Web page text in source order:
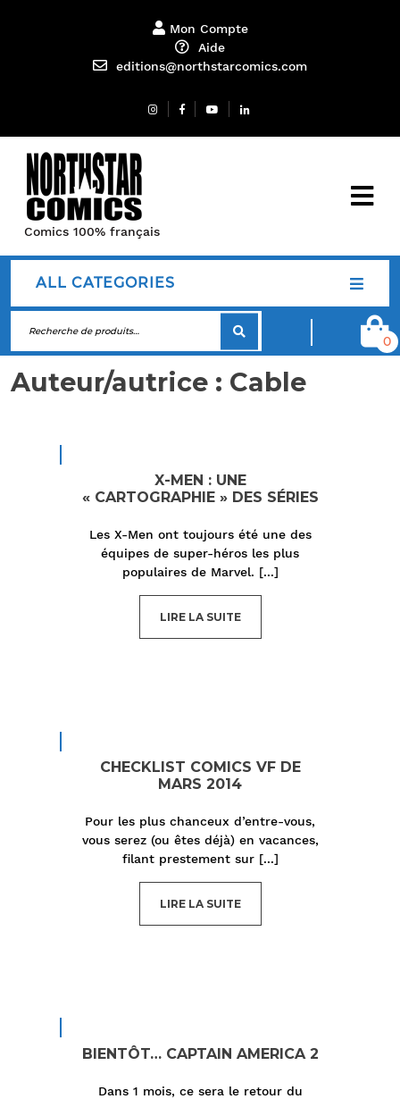
Mon Compte
Aide
editions@northstarcomics.com
Comics 100% français
ALL CATEGORIES
0
Auteur/autrice : Cable
X-MEN : UNE
« CARTOGRAPHIE » DES SÉRIES
Les X-Men ont toujours été une des
équipes de super-héros les plus
populaires de Marvel. [...]
LIRE LA SUITE
CHECKLIST COMICS VF DE
MARS 2014
Pour les plus chanceux d’entre-vous,
vous serez (ou êtes déjà) en vacances,
filant prestement sur [...]
LIRE LA SUITE
BIENTÔT… CAPTAIN AMERICA 2
Dans 1 mois, ce sera le retour du